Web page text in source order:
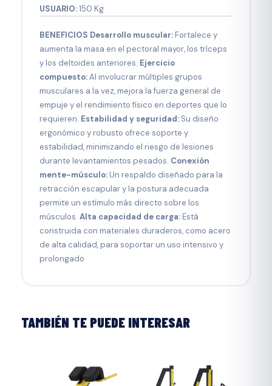
USUARIO:150 Kg
BENEFICIOS Desarrollo muscular:Fortalece y
aumenta la masa en el pectoral mayor, los tríceps
y los deltoides anteriores. Ejercicio
compuesto:Al involucrar múltiples grupos
musculares a la vez, mejora la fuerza general de
empuje y el rendimiento físico en deportes que lo
requieren. Estabilidad y seguridad:Su diseño
ergonómico y robusto ofrece soporte y
estabilidad, minimizando el riesgo de lesiones
durante levantamientos pesados. Conexión
mente-músculo:Un respaldo diseñado para la
retracción escapular y la postura adecuada
permite un estímulo más directo sobre los
músculos. Alta capacidad de carga:Está
construida con materiales duraderos, como acero
de alta calidad, para soportar un uso intensivo y
prolongado
TAMBIÉN TE PUEDE INTERESAR